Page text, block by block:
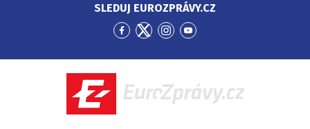
SLEDUJ EUROZPRÁVY.CZ
Přejít
Facebook
Přejít
Twitter
Přejít
Instagram
Přejít
YouTube
EuroZprávy.cz